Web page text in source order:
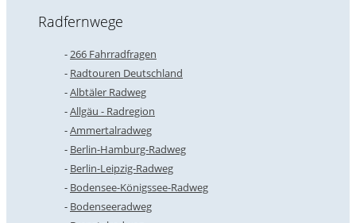
Radfernwege
266 Fahrradfragen
Radtouren Deutschland
Albtäler Radweg
Allgäu - Radregion
Ammertalradweg
Berlin-Hamburg-Radweg
Berlin-Leipzig-Radweg
Bodensee-Königssee-Radweg
Bodenseeradweg